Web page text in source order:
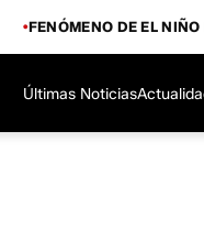
FENÓMENO DE EL
Últimas Noticias